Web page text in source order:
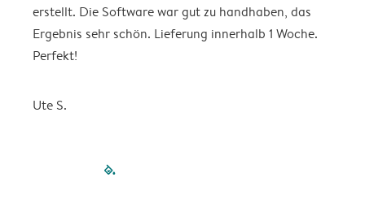
erstellt. Die Software war gut zu handhaben, das
Ergebnis sehr schön. Lieferung innerhalb 1 Woche.
Perfekt!
Ute S.
filled-pagination